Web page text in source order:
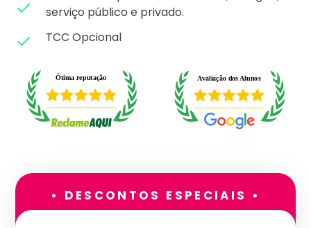
serviço público e privado.
TCC Opcional
• DESCONTOS ESPECIAIS •